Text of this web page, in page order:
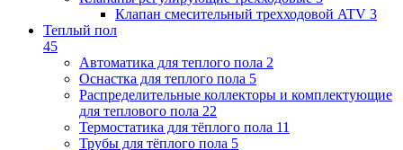
Клапан смесительный трехходовой ATV 3
Теплый пол
45
Автоматика для теплого пола 2
Оснастка для теплого пола 5
Распределительные коллекторы и комплектующие
для теплового пола 22
Термостатика для тёплого пола 11
Трубы для тёплого пола 5